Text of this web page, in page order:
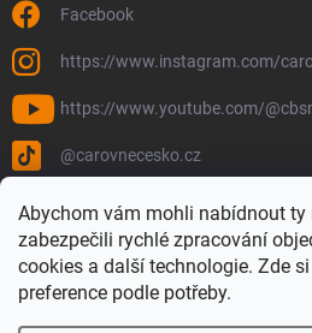
Abychom vám mohli nabídnout ty
zabezpečili rychlé zpracování
cookies a další technologie. Zde
preference podle potřeby.
Facebook
https://www.instagram.com/
https://www.youtube.com/
@carovnecesko.cz